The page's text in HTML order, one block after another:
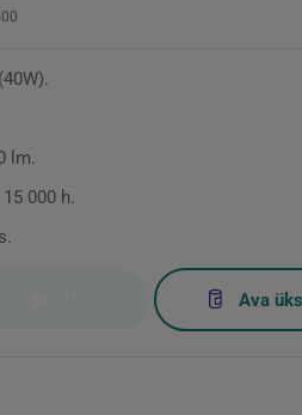
lm.
000 h.
Ava